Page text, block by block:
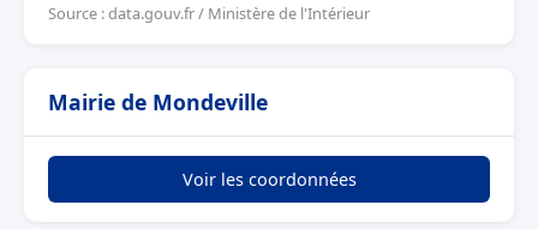
Source : data.gouv.fr / Ministère de l'Intérieur
Mairie de Mondeville
Voir les coordonnées